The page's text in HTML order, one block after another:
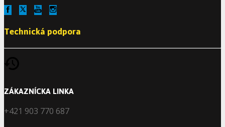
Technická podpora
ZÁKAZNÍCKA LINKA
+421 903 770 687